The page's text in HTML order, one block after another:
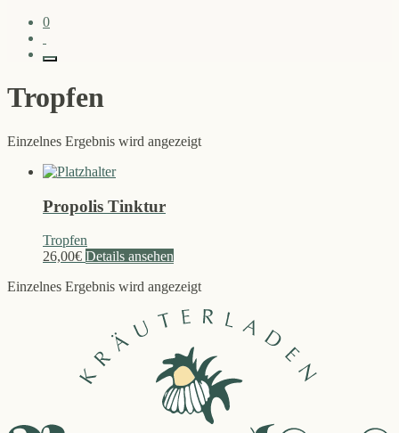
0
Tropfen
Einzelnes Ergebnis wird angezeigt
Propolis Tinktur
Tropfen
26,00€ Details ansehen
Einzelnes Ergebnis wird angezeigt